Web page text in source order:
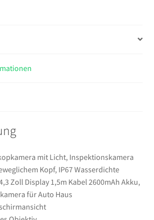
mit Licht, Inspektionskamera
Kopf, IP67 Wasserdichte
Zoll Display 1,5m Kabel 2600mAh Akku,
für Auto Haus